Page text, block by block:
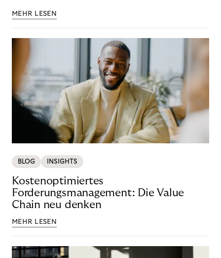
MEHR LESEN
BLOG INSIGHTS
Kostenoptimiertes
Forderungsmanagement: Die Value
Chain neu denken
MEHR LESEN